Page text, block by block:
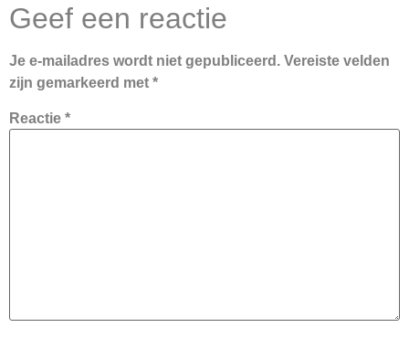
Geef een reactie
Je e-mailadres wordt niet gepubliceerd. Vereiste velden
zijn gemarkeerd met *
Reactie *